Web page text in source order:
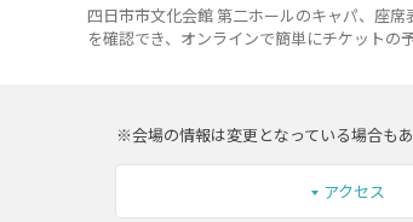
四日市市文化会館 第二ホールのキャパ、座
を確認でき、オンラインで簡単にチケットの
※会場の情報は変更となっている場合も
アクセス